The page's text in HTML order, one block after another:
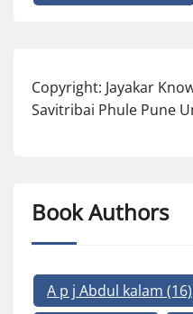
Copyright: Jayakar
Savitribai Phule Pune
Book Authors
A p j Abdul kalam (16)